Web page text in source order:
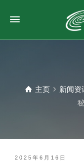
主页 新闻资
2025年6月16日